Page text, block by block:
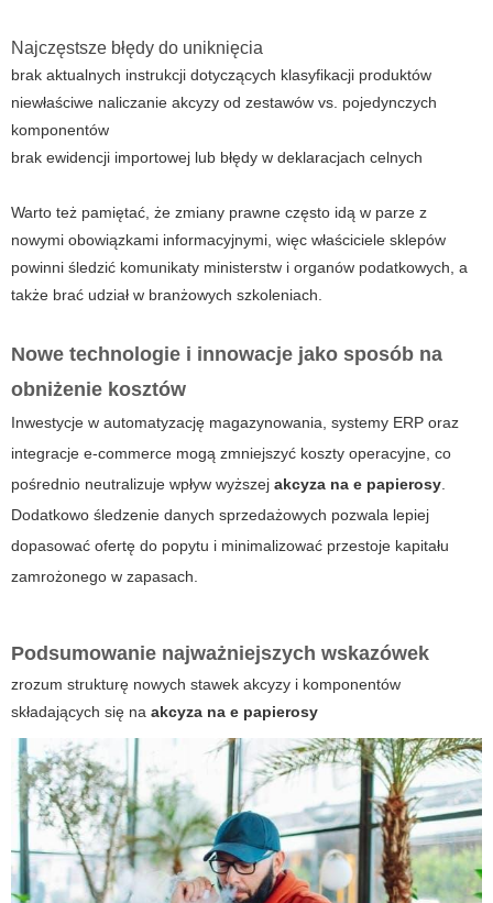
Najczęstsze błędy do uniknięcia
brak aktualnych instrukcji dotyczących klasyfikacji produktów
niewłaściwe naliczanie akcyzy od zestawów vs. pojedynczych
komponentów
brak ewidencji importowej lub błędy w deklaracjach celnych
Warto też pamiętać, że zmiany prawne często idą w parze z
nowymi obowiązkami informacyjnymi, więc właściciele sklepów
powinni śledzić komunikaty ministerstw i organów podatkowych, a
także brać udział w branżowych szkoleniach.
Nowe technologie i innowacje jako sposób na
obniżenie kosztów
Inwestycje w automatyzację magazynowania, systemy ERP oraz
integracje e-commerce mogą zmniejszyć koszty operacyjne, co
pośrednio neutralizuje wpływ wyższej akcyza na e papierosy
Dodatkowo śledzenie danych sprzedażowych pozwala lepiej
dopasować ofertę do popytu i minimalizować przestoje kapitału
zamrożonego w zapasach.
Podsumowanie najważniejszych wskazówek
zrozum strukturę nowych stawek akcyzy i komponentów
składających się na akcyza na e papierosy